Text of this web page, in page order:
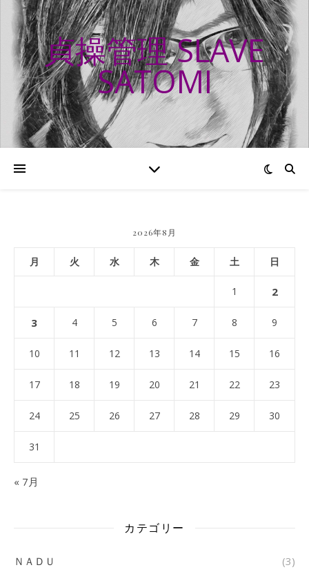
貞操管理 SLAVE
SATOMI
2026年8月
月 火 水 木 金 土 日
1 2
3 4 5 6 7 8 9
10 11 12 13 14 15 16
17 18 19 20 21 22 23
24 25 26 27 28 29 30
31
« 7月
カテゴリー
ＮＡＤＵ (3)